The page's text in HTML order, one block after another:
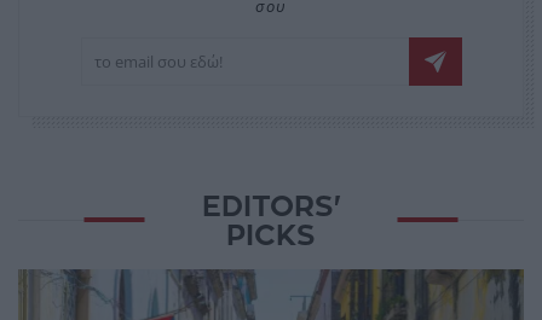
σου
EDITORS'
PICKS